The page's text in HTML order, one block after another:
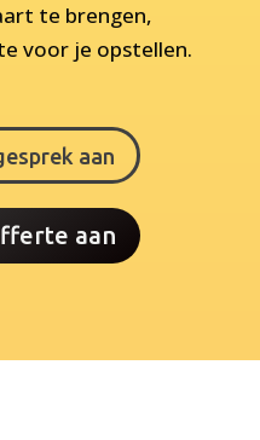
te brengen,
voor je opstellen.
aan
aan